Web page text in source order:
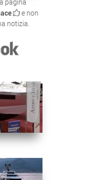
pagina
e non
notizia.